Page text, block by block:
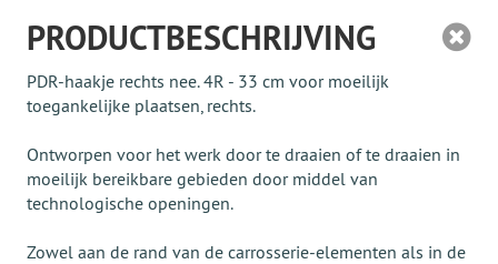
PRODUCTBESCHRIJVING
PDR-haakje rechts nee. 4R - 33 cm voor moeilijk
toegankelijke plaatsen, rechts.
Ontworpen voor het werk door te draaien of te draaien in
moeilijk bereikbare gebieden door middel van
technologische openingen.
Zowel aan de rand van de carrosserie-elementen als in de